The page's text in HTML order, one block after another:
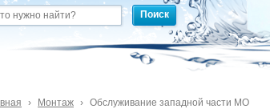
Поиск
› Монтаж › Обслуживание западной части МО